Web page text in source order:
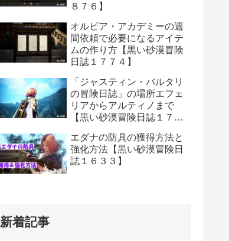
８７６】
オルビア・アカデミーの週
間依頼で必要になるアイテ
ムの作り方【黒い砂漠冒険
日誌１７７４】
「ジャスティン・バルタリ
の冒険日誌」の場所エフェ
リアからアルティノまで
【黒い砂漠冒険日誌１７０
エダナの防具の獲得方法と
強化方法【黒い砂漠冒険日
誌１６３３】
新着記事